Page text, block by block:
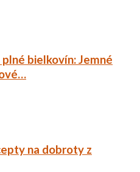
bielkovín: Jemné
na dobroty z